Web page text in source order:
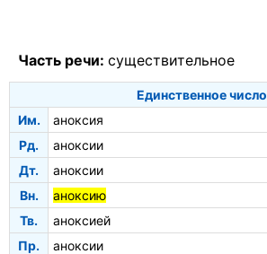
Часть речи: существительное
Единственное число
Им.
аноксия
Рд.
аноксии
Дт.
аноксии
Вн.
аноксию
Тв.
аноксией
Пр.
аноксии